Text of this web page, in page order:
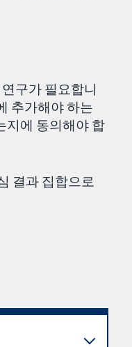
구가 필요합니
추가해야 하는
지에 동의해야 합
결과 집합으로